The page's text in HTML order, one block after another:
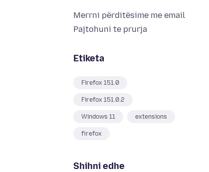
Merrni përditësime me email
Pajtohuni te prurja
Etiketa
Firefox 151.0
Firefox 151.0.2
Windows 11 extensions
firefox
Shihni edhe